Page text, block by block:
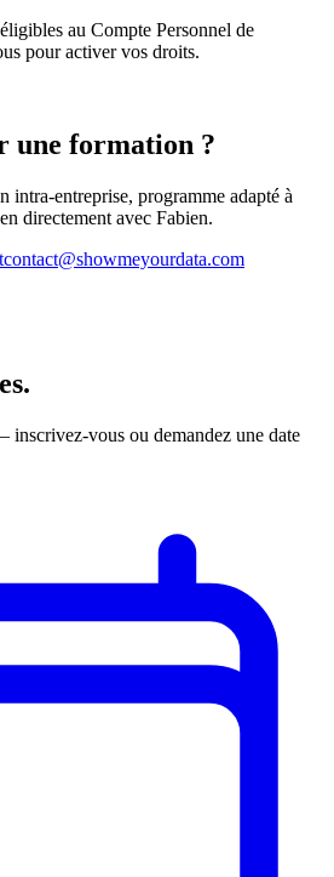
au Compte Personnel de
pour activer vos droits.
une formation ?
intra-entreprise, programme adapté à
directement avec Fabien.
contact@showmeyourdata.com
inscrivez-vous ou demandez une date